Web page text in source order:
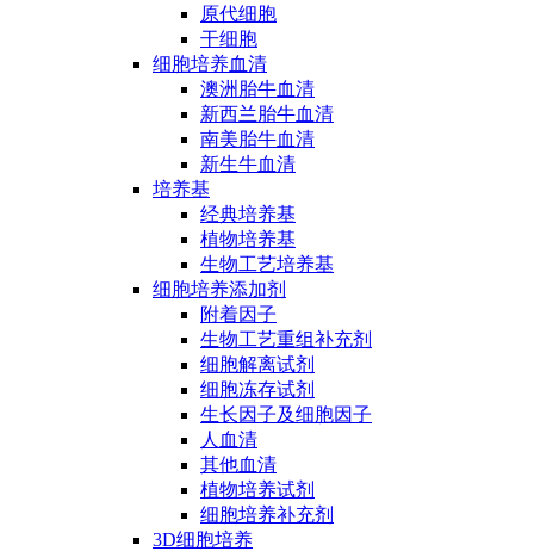
原代细胞
干细胞
细胞培养血清
澳洲胎牛血清
新西兰胎牛血清
南美胎牛血清
新生牛血清
培养基
经典培养基
植物培养基
生物工艺培养基
细胞培养添加剂
附着因子
生物工艺重组补充剂
细胞解离试剂
细胞冻存试剂
生长因子及细胞因子
人血清
其他血清
植物培养试剂
细胞培养补充剂
3D细胞培养